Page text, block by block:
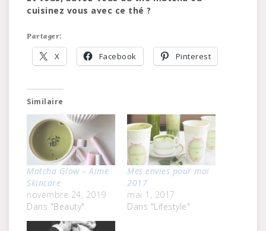
cuisinez vous avec ce thé ?
Partager:
X Facebook Pinterest
Similaire
Matcha Glow – Aime
Skincare
novembre 24, 2019
Dans "Beauty"
Mes envies pour mai
2017
mai 1, 2017
Dans "Lifestyle"